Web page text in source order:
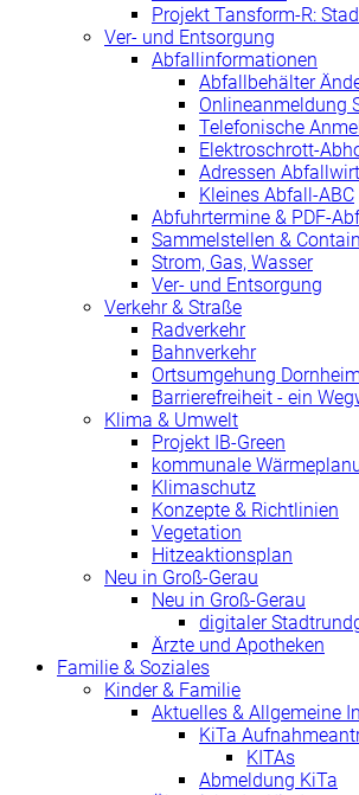
Projekt Tansform-R:
Ver- und Entsorgung
Abfallinformationen
Abfallbehälter
Onlineanmeldung
Telefonische
Elektroschrott-
Adressen
Kleines Abfall-ABC
Abfuhrtermine & PDF-
Sammelstellen &
Strom, Gas, Wasser
Ver- und Entsorgung
Verkehr & Straße
Radverkehr
Bahnverkehr
Ortsumgehung Dornheim
Barrierefreiheit - ein
Klima & Umwelt
Projekt IB-Green
kommunale
Klimaschutz
Konzepte & Richtlinien
Vegetation
Hitzeaktionsplan
Neu in Groß-Gerau
Neu in Groß-Gerau
digitaler
Ärzte und Apotheken
Familie & Soziales
Kinder & Familie
Aktuelles & Allgemeine
KiTa
KITAs
Abmeldung KiTa